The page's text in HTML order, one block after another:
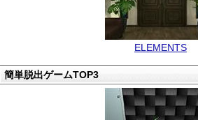
ELEMENTS
簡単脱出ゲームTOP3